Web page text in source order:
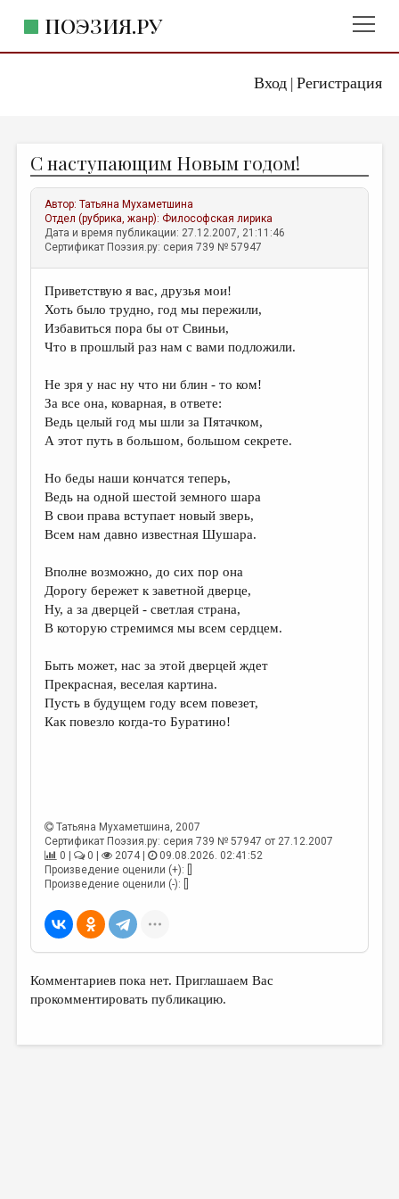
Вход| Регистрация
ПОЭЗИЯ.РУ
ЖАНРЫ
АВТОРЫ
КОММЕНТАРИИ
ЛИТСАЛОН
НОВОСТИ
ПРАВИЛА САЙТА
ИЗБРАННОЕ
ДАЙДЖЕСТ
ПЕРЕВОДЫ
КОНКУРСЫ
КНИЖНАЯ ПОЛКА
ОБЗОР ЛИТЕРАТУРЫ
ОБЪЯВЛЕНИЯ
КОЛОНКА РЕДАКТОРА
ЭССЕИСТИКА
ЛИТЕРАТУРОВЕДЕНИЕ
ПУБЛИЦИСТИКА
ЦИКЛЫ ПУБЛИКАЦИЙ
C наступающим Новым годом!
Автор:Татьяна Мухаметшина
Отдел (рубрика, жанр):Философская лирика
Дата и время публикации: 27.12.2007, 21:11:46
Сертификат Поэзия.ру: серия 739 № 57947
Приветствую я вас, друзья мои!
Хоть было трудно, год мы пережили,
Избавиться пора бы от Свиньи,
Что в прошлый раз нам с вами подложили.
Не зря у нас ну что ни блин - то ком!
За все она, коварная, в ответе:
Ведь целый год мы шли за Пятачком,
А этот путь в большом, большом секрете.
Но беды наши кончатся теперь,
Ведь на одной шестой земного шара
В свои права вступает новый зверь,
Всем нам давно известная Шушара.
Вполне возможно, до сих пор она
Дорогу бережет к заветной дверце,
Ну, а за дверцей - светлая страна,
В которую стремимся мы всем сердцем.
Быть может, нас за этой дверцей ждет
Прекрасная, веселая картина.
Пусть в будущем году всем повезет,
Как повезло когда-то Буратино!
Татьяна Мухаметшина, 2007
Сертификат Поэзия.ру: серия 739 № 57947 от 27.12.2007
0 |
0 | 2074 |
09.08.2026. 02:41:52
Произведение оценили (+): []
Произведение оценили (-): []
Комментариев пока нет. Приглашаем Вас
прокомментировать публикацию.